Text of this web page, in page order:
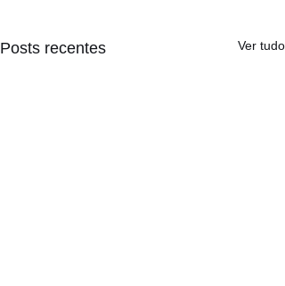
Posts recentes Ver tudo